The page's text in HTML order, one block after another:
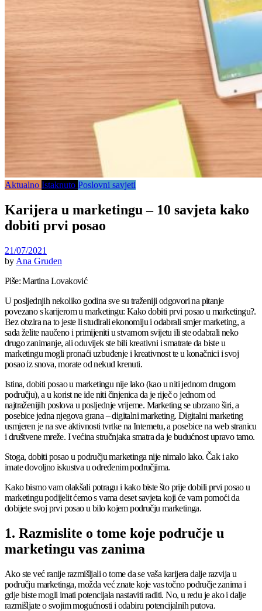
Aktualno Istaknuto Poslovni savjeti
Karijera u marketingu – 10 savjeta kako
dobiti prvi posao
21/07/2021
by Ana Gruden
Piše: Martina Lovaković
U posljednjih nekoliko godina sve su traženiji odgovori na pitanje
povezano s karijerom u marketingu: Kako dobiti prvi posao u marketingu?.
Bez obzira na to jeste li studirali ekonomiju i odabrali smjer marketing, a
sada želite naučeno i primijeniti u stvarnom svijetu ili ste odabrali neko
drugo zanimanje, ali oduvijek ste bili kreativni i smatrate da biste u
marketingu mogli pronaći uzbuđenje i kreativnost te u konačnici i svoj
posao iz snova, morate od nekud krenuti.
Istina, dobiti posao u marketingu nije lako (kao u niti jednom drugom
području), a u korist ne ide niti činjenica da je riječ o jednom od
najtraženijih poslova u posljednje vrijeme. Marketing se ubrzano širi, a
posebice jedna njegova grana – digitalni marketing. Digitalni marketing
usmjeren je na sve aktivnosti tvrtke na Internetu, a posebice na web stranicu
i društvene mreže. I većina stručnjaka smatra da je budućnost upravo tamo.
Stoga, dobiti posao u području marketinga nije nimalo lako. Čak i ako
imate dovoljno iskustva u određenim područjima.
Kako bismo vam olakšali potragu i kako biste što prije dobili prvi posao u
marketingu podijelit ćemo s vama deset savjeta koji će vam pomoći da
dobijete svoj prvi posao u bilo kojem području marketinga.
1. Razmislite o tome koje područje u
marketingu vas zanima
Ako ste već ranije razmišljali o tome da se vaša karijera dalje razvija u
području marketinga, možda već znate koje vas točno područje zanima i
gdje biste mogli imati potencijala nastaviti raditi. No, u redu je ako i dalje
razmišljate o svojim mogućnosti i odabiru potencijalnih putova.